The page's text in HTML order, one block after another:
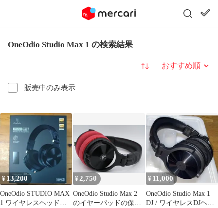
OneOdio Studio Max 1 の検索結果
販売中のみ表示
並び替え
¥ 13,200
OneOdio STUDIO MAX
1 ワイヤレスヘッドホ
¥ 2,750
OneOdio Studio Max 2
のイヤーパッドの保
¥ 11,000
OneOdio Studio Max 1
DJ / ワイヤレスDJヘッ